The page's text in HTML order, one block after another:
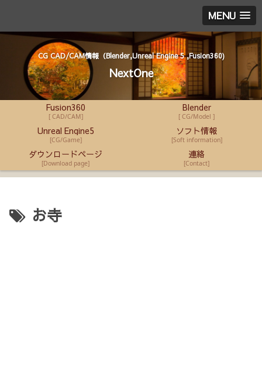
MENU
CG CAD/CAM情報（Blender,Unreal Engine 5 ,Fusion360)
NextOne
Fusion360
[ CAD/CAM]
Blender
[ CG/Model ]
Unreal Engine5
[CG/Game]
ソフト情報
[Soft information]
ダウンロードページ
[Download page]
連絡
[Contact]
お寺